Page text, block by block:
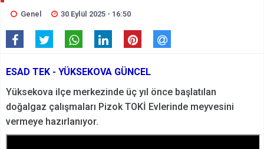
Genel 30 Eylül 2025 - 16:50
ESAD TEK - YÜKSEKOVA GÜNCEL
Yüksekova ilçe merkezinde üç yıl önce başlatılan
doğalgaz çalışmaları Pizok TOKİ Evlerinde meyvesini
vermeye hazırlanıyor.